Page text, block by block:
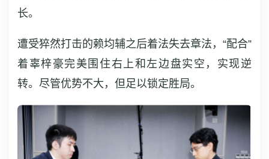
长。
遭受猝然打击的赖均辅之后着法失去章法，“配合”
着辜梓豪完美围住右上和左边盘实空，实现逆
转。尽管优势不大，但足以锁定胜局。